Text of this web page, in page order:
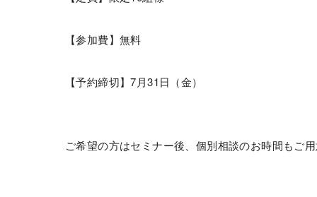
【参加費】無料
【予約締切】7月31日（金）
ご希望の方はセミナー後、個別相談のお時間もご